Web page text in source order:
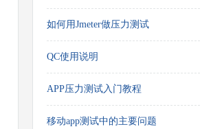
如何用Jmeter做压力测试
QC使用说明
APP压力测试入门教程
移动app测试中的主要问题